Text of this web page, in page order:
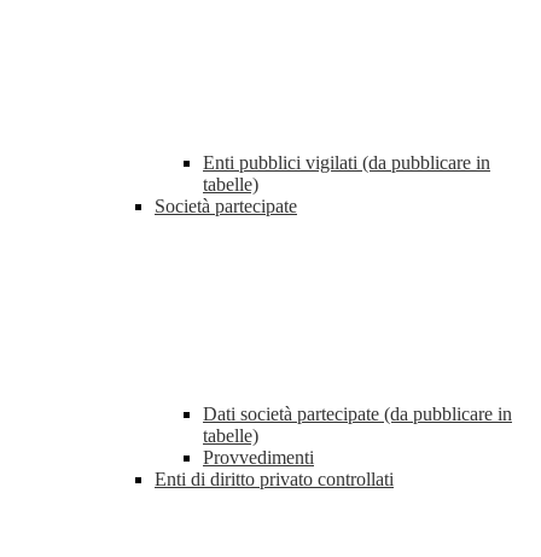
Enti pubblici vigilati (da pubblicare in
tabelle)
Società partecipate
Dati società partecipate (da pubblicare in
tabelle)
Provvedimenti
Enti di diritto privato controllati